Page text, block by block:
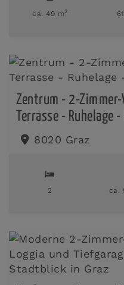
ca. 49 m2
Zentrum - 2-
Terrasse - Ruhelage
8020 Graz
2 ca.